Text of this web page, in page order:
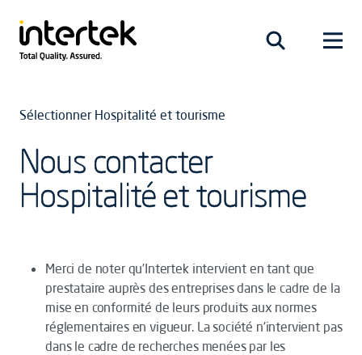
Sélectionner Hospitalité et tourisme
Nous contacter
Hospitalité et tourisme
Merci de noter qu’Intertek intervient en tant que
prestataire auprès des entreprises dans le cadre de la
mise en conformité de leurs produits aux normes
réglementaires en vigueur. La société n’intervient pas
dans le cadre de recherches menées par les